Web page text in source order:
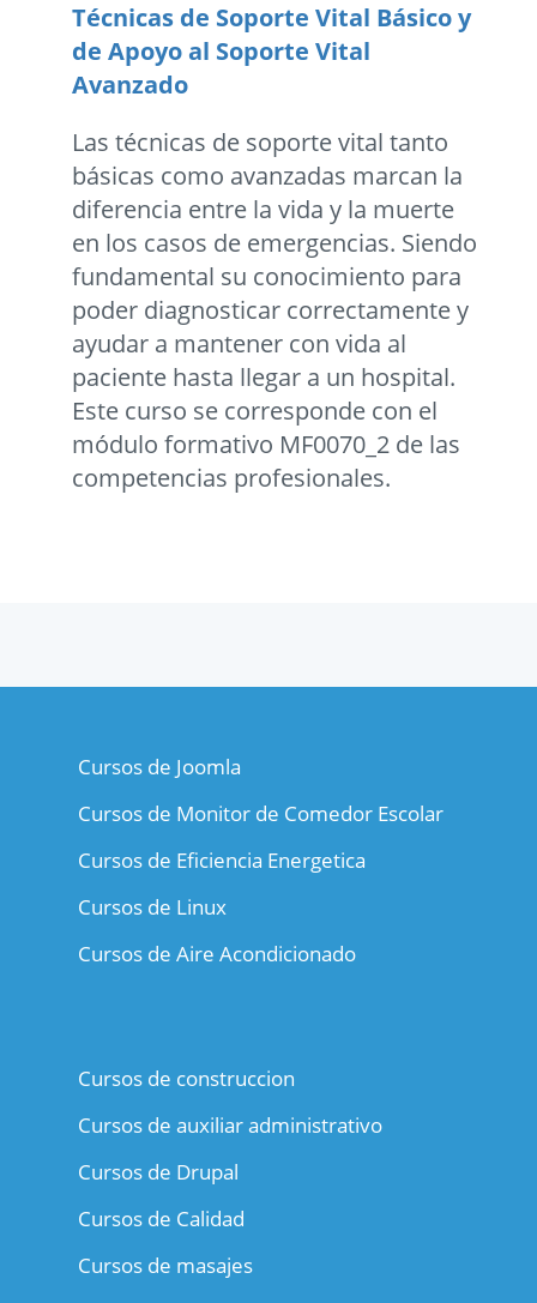
Técnicas de Soporte Vital Básico y
de Apoyo al Soporte Vital
Avanzado
Las técnicas de soporte vital tanto
básicas como avanzadas marcan la
diferencia entre la vida y la muerte
en los casos de emergencias. Siendo
fundamental su conocimiento para
poder diagnosticar correctamente y
ayudar a mantener con vida al
paciente hasta llegar a un hospital.
Este curso se corresponde con el
módulo formativo MF0070_2 de las
competencias profesionales.
Cursos de Joomla
Cursos de Monitor de Comedor Escolar
Cursos de Eficiencia Energetica
Cursos de Linux
Cursos de Aire Acondicionado
Cursos de construccion
Cursos de auxiliar administrativo
Cursos de Drupal
Cursos de Calidad
Cursos de masajes